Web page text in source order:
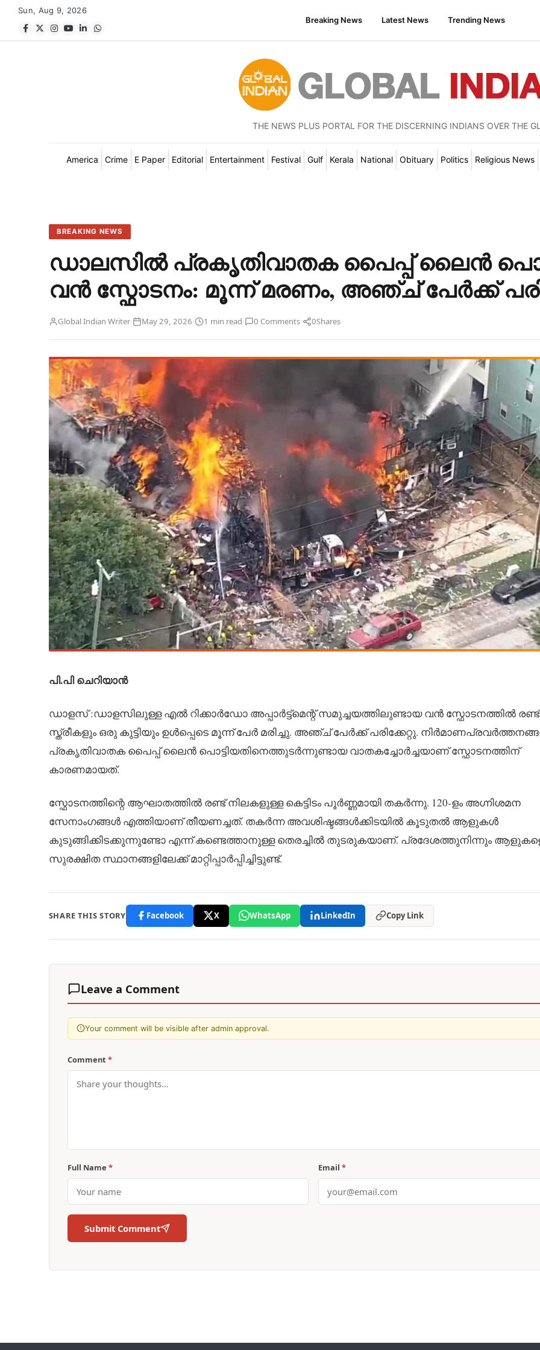
Sun, Aug 9, 2026
Breaking News
Latest News Trending News
THE NEWS PLUS PORTAL FOR THE DISCERNING INDIANS OVER THE
America Crime E Paper Editorial Entertainment Festival Gulf Kerala National Obituary Politics Religious News
BREAKING NEWS
ഡാലസിൽ പ്രകൃതിവാതക പൈപ്പ് ലൈൻ
വൻ സ്ഫോടനം: മൂന്ന് മരണം, അഞ്ച് പേർക്ക്
Global Indian Writer· May 29, 2026· 1 min read· 0 Comments· 0Shares
പി.പി ചെറിയാൻ
ഡാളസ് :ഡാളസിലുള്ള എൽ റിക്കാർഡോ അപ്പാർട്ട്‌മെന്റ് സമുച്ചയത്തിലുണ്ടായ വൻ സ്ഫോടനത്തിൽ രണ്ട്
സ്ത്രീകളും ഒരു കുട്ടിയും ഉൾപ്പെടെ മൂന്ന് പേർ മരിച്ചു. അഞ്ച് പേർക്ക് പരിക്കേറ്റു.
പ്രകൃതിവാതക പൈപ്പ് ലൈൻ പൊട്ടിയതിനെത്തുടർന്നുണ്ടായ വാതകച്ചോർച്ചയാണ് സ്ഫോടനത്തിന്
കാരണമായത്.
സ്ഫോടനത്തിന്റെ ആഘാതത്തിൽ രണ്ട് നിലകളുള്ള കെട്ടിടം പൂർണ്ണമായി തകർന്നു. 120-ളം അഗ്നിശമന
സേനാംഗങ്ങൾ എത്തിയാണ് തീയണച്ചത്. തകർന്ന അവശിഷ്ടങ്ങൾക്കിടയിൽ കൂടുതൽ ആളുകൾ
കുടുങ്ങിക്കിടക്കുന്നുണ്ടോ എന്ന് കണ്ടെത്താനുള്ള തെരച്ചിൽ തുടരുകയാണ്. പ്രദേശത്തുനിന്നും
സുരക്ഷിത സ്ഥാനങ്ങളിലേക്ക് മാറ്റിപ്പാർപ്പിച്ചിട്ടുണ്ട്.
SHARE THIS STORY Facebook X WhatsApp LinkedIn Copy Link
Leave a Comment
Your comment will be visible after admin approval.
Comment *
Full Name * Email*
Submit Comment